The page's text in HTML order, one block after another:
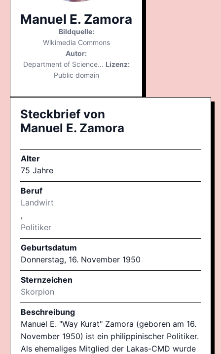
Manuel E. Zamora
Bildquelle:
Wikimedia Commons
Autor:
Department of Science... Lizenz:
Public domain
Steckbrief von
Manuel E. Zamora
Alter
75 Jahre
Beruf
Landwirt
,
Politiker
Geburtsdatum
Donnerstag, 16. November 1950
Sternzeichen
Skorpion
Beschreibung
Manuel E. "Way Kurat" Zamora (geboren am 16.
November 1950) ist ein philippinischer Politiker.
Als ehemaliges Mitglied der Lakas-CMD wurde